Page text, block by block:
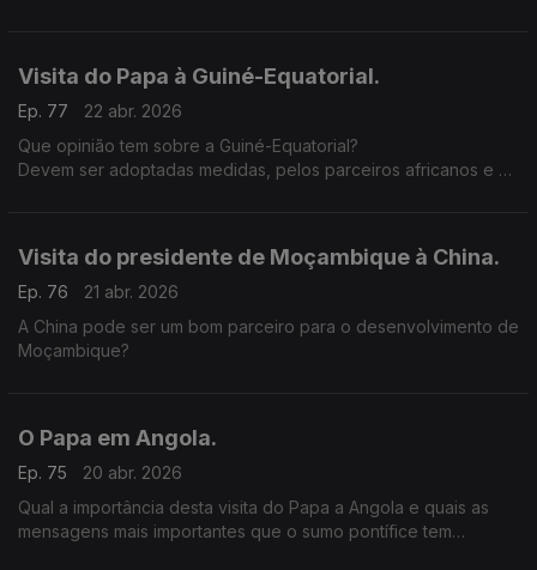
Visita do Papa à Guiné-Equatorial.
Ep. 77
22 abr. 2026
Que opinião tem sobre a Guiné-Equatorial?
Devem ser adoptadas medidas, pelos parceiros africanos e da
Visita do presidente de Moçambique à China.
Ep. 76
21 abr. 2026
A China pode ser um bom parceiro para o desenvolvimento de
Moçambique?
O Papa em Angola.
Ep. 75
20 abr. 2026
Qual a importância desta visita do Papa a Angola e quais as
mensagens mais importantes que o sumo pontífice tem